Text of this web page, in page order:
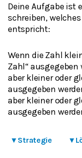
Deine Aufgabe ist
schreiben,
entspricht:
Wenn die Zahl
Zahl“ ausgegeben
aber kleiner oder
ausgegeben
aber kleiner oder
ausgegeben
▾ Strategie ▾